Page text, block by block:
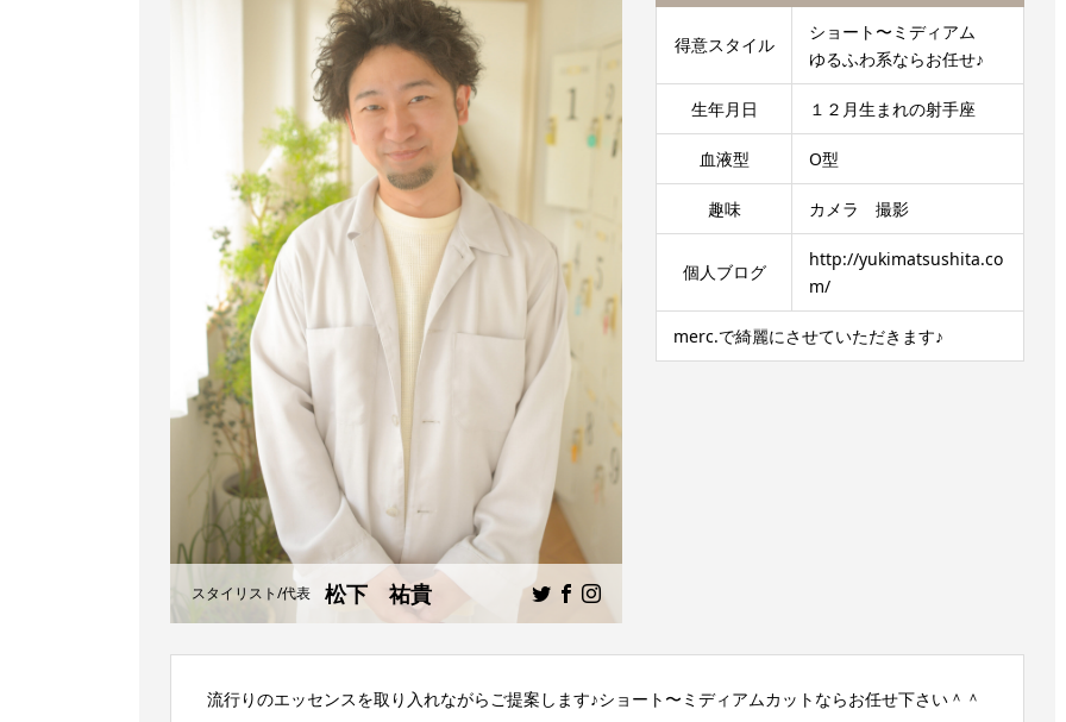
スタイリスト/代表 松下 祐貴
得意スタイル
ショート〜ミディアム
ゆるふわ系ならお任せ♪
生年月日 １２月生まれの射手座
血液型 O型
趣味 カメラ 撮影
個人ブログ
http://yukimatsushita.co
m/
merc.で綺麗にさせていただきます♪
流行りのエッセンスを取り入れながらご提案します♪ショート〜ミディアムカットならお任せ下さい＾＾